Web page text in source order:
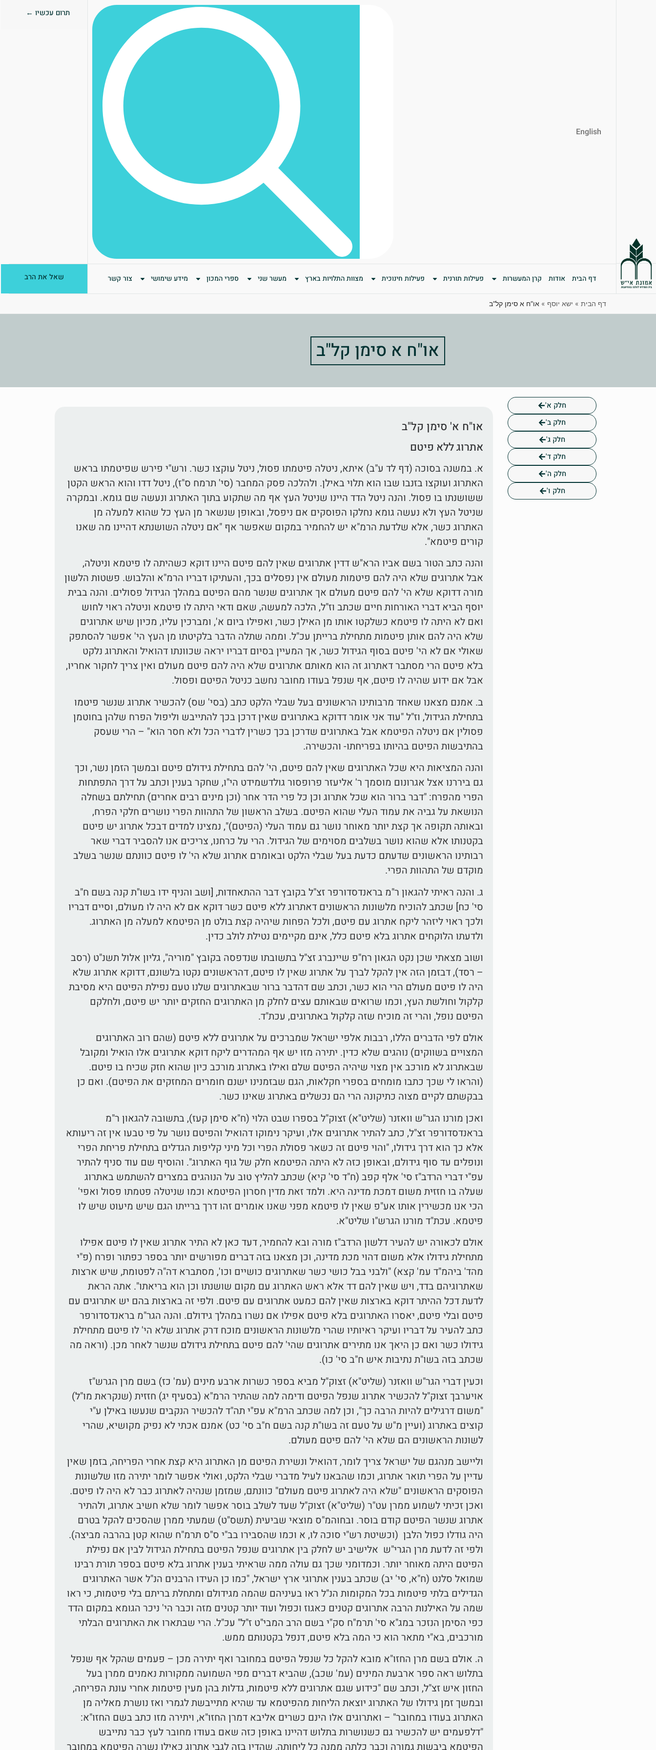
English
תרום עכשיו ←
דף הבית אודות קרן המעשרות פעילות תורנית פעילות חינוכית מצוות התלויות בארץ מעשר שני ספרי המכון מידע שימושי צור קשר שאל את הרב
דף הבית » ישא יוסף » או”ח א סימן קל”ב
או"ח א סימן קל"ב
חלק א'
חלק ב'
חלק ג'
חלק ד'
חלק ה'
חלק ו'
או"ח א' סימן קל"ב
אתרוג ללא פיטם
א. במשנה בסוכה (דף לד ע"ב) איתא, ניטלה פיטמתו פסול, ניטל עוקצו כשר. ורש"י פירש שפיטמתו בראש
האתרוג ועוקצו בזנבו שבו הוא תלוי באילן. ולהלכה פסק המחבר (סי' תרמח ס"ז), ניטל דדו והוא הראש הקטן
ששושנתו בו פסול. והנה ניטל הדד היינו שניטל העץ אף מה שתקוע בתוך האתרוג ונעשה שם גומא. ובמקרה
שניטל העץ ולא נעשה גומא נחלקו הפוסקים אם ניפסל, ובאופן שנשאר מן העץ כל שהוא למעלה מן
האתרוג כשר, אלא שלדעת הרמ"א יש להחמיר במקום שאפשר אף "אם ניטלה השושנתא דהיינו מה שאנו
קורים פיטמא".
והנה כתב הטור בשם אביו הרא"ש דדין אתרוגים שאין להם פיטם היינו דוקא כשהיתה לו פיטמא וניטלה,
אבל אתרוגים שלא היה להם פיטמות מעולם אין נפסלים בכך, והעתיקו דבריו הרמ"א והלבוש. פשטות הלשון
מורה דדוקא שלא הי' להם פיטם מעולם אך אתרוגים שנשר מהם הפיטם במהלך הגידול פסולים. והנה בבית
יוסף הביא דברי האורחות חיים שכתב וז"ל, הלכה למעשה, שאם ודאי היתה לו פיטמא וניטלה ראוי לחוש
ואם לא היתה לו פיטמא כשלקטו אותו מן האילן כשר, ואפילו ביום א', ומברכין עליו, מכיון שיש אתרוגים
שלא היה להם אותן פיטמות מתחילת ברייתן עכ"ל. וממה שתלה הדבר בלקיטתו מן העץ הי' אפשר להסתפק
שאולי אם לא הי' פיטם בסוף הגידול כשר, אך המעיין בסיום דבריו יראה שכוונתו דהואיל והאתרוג נלקט
בלא פיטם הרי מסתבר דאתרוג זה הוא מאותם אתרוגים שלא היה להם פיטם מעולם ואין צריך לחקור אחריו,
אבל אם ידוע שהיה לו פיטם, אף שנפל בעודו מחובר נחשב כניטל הפיטם ופסול.
ב. אמנם מצאנו שאחד מרבותינו הראשונים בעל שבלי הלקט כתב (בסי' שס) להכשיר אתרוג שנשר פיטמו
בתחילת הגידול, וז"ל "עוד אני אומר דדוקא באתרוגים שאין דרכן בכך להתייבש וליפול הפרח שלהן בחוטמן
פסולין אם ניטלה הפיטמא אבל באתרוגים שדרכן בכך כשרין לדברי הכל ולא חסר הוא" – הרי שעסק
בהתיבשות הפיטם בהיותו בפריחתו- והכשירה.
והנה המציאות היא שכל האתרוגים שאין להם פיטם, הי' להם בתחילת גידולם פיטם ובמשך הזמן נשר, וכך
גם ביררנו אצל אגרונום מוסמך ר' אליעזר פרופסור גולדשמידט הי"ו, שחקר בענין וכתב על דרך התפתחות
הפרי מהפרח: "דבר ברור הוא שכל אתרוג וכן כל פרי הדר אחר (וכן מינים רבים אחרים) תחילתם בשחלה
הנושאת על גביה את עמוד העלי שהוא הפיטם. בשלב הראשון של התהוות הפרי נושרים חלקי הפרח,
ובאותה תקופה אך קצת יותר מאוחר נושר גם עמוד העלי (הפיטם)", נמצינו למדים דבכל אתרוג יש פיטם
בקטנותו אלא שהוא נושר בשלבים מסוימים של הגידול. הרי על כרחנו, צריכים אנו להסביר דברי שאר
רבותינו הראשונים שדעתם כדעת בעל שבלי הלקט ובאומרם אתרוג שלא הי' לו פיטם כוונתם שנשר בשלב
מוקדם של התהוות הפרי.
ג. והנה ראיתי להגאון ר"מ בראנדסדורפר זצ"ל בקובץ דבר ההתאחדות, [ושב והניף ידו בשו"ת קנה בשם ח"ב
סי' כח] שכתב להוכיח מלשונות הראשונים דאתרוג ללא פיטם כשר דוקא אם לא היה לו מעולם, וסיים דבריו
ולכך ראוי ליזהר ליקח אתרוג עם פיטם, ולכל הפחות שיהיה קצת בולט מן הפיטמא למעלה מן האתרוג.
ולדעתו הלוקחים אתרוג בלא פיטם כלל, אינם מקיימים נטילת לולב כדין.
ושוב מצאתי שכן נקט הגאון רח"פ שיינברג זצ"ל בתשובתו שנדפסה בקובץ "מוריה", גליון אלול תשנ"ט (רסב
– רסד), דבזמן הזה אין להקל לברך על אתרוג שאין לו פיטם, דהראשונים נקטו בלשונם, דדוקא אתרוג שלא
היה לו פיטם מעולם הרי הוא כשר, וכתב שם דהדבר ברור שבאתרוגים שלנו טעם נפילת הפיטם היא מסיבת
קלקול וחולשת העץ, וכמו שרואים שבאותם עצים לחלק מן האתרוגים החזקים יותר יש פיטם, ולחלקם
הפיטם נופל, והרי זה מוכיח שזה קלקול באתרוגים, עכת"ד.
אולם לפי הדברים הללו, רבבות אלפי ישראל שמברכים על אתרוגים ללא פיטם (שהם רוב האתרוגים
המצויים בשווקים) נוהגים שלא כדין. יתירה מזו יש אף המהדרים ליקח דוקא אתרוגים אלו הואיל ומקובל
שבאתרוג לא מורכב אין מצוי שיהיה הפיטם שלם ואילו באתרוג מורכב כיון שהוא חזק שכיח בו פיטם.
(והראו לי שכך כתבו מומחים בספרי חקלאות, הגם שבזמנינו ישנם חומרים המחזקים את הפיטם). ואם כן
בבקשתם לקיים מצוה כתיקונה הרי הם נכשלים באתרוג שאינו כשר.
ואכן מורנו הגר"ש וואזנר (שליט"א) זצוק"ל בספרו שבט הלוי (ח"א סימן קעז), בתשובה להגאון ר"מ
בראנדסדורפר זצ"ל, כתב להתיר אתרוגים אלו, ועיקר נימוקו דהואיל והפיטם נושר על פי טבעו אין זה ריעותא
אלא כך הוא דרך גידולו, "והוי פיטם זה כשאר פסולת הפרי וכל מיני קליפות הגדלים בתחילת פריחת הפרי
ונופלים עד סוף גידולם, ובאופן כזה לא היתה הפיטמא חלק של גוף האתרוג". והוסיף שם עוד סניף להתיר
עפ"י דברי הרדב"ז סי' אלף קפב (ח"ד סי' קיא) שכתב להליץ טוב על הנוהגים במצרים להשתמש באתרוג
שעלה בו חזזית משום דמכת מדינה היא. ולמד זאת מדין חסרון הפיטמא וכמו שניטלה פטמתו פסול ואפי'
הכי אנו מכשירין אותו אע"פ שאין לו פיטמא מפני שאנו אומרים זהו דרך ברייתו הגם שיש מיעוט שיש לו
פיטמא. עכת"ד מורנו הגרש"ו שליט"א.
אולם לכאורה יש להעיר דלשון הרדב"ז מורה ובא להחמיר, דעד כאן לא התיר אתרוג שאין לו פיטם אפילו
מתחילת גידולו אלא משום דהוי מכת מדינה, וכן מצאנו בזה דברים מפורשים יותר בספר כפתור ופרח (פ"י
מהד' ביהמ"ד עמ' קצא) "ולבני בבל כושי כשר שאתרוגים כושיים וכו', מסתברא דה"ה לפטומת, שיש ארצות
שאתרוגיהם בדד, ויש שאין להם דד אלא ראש האתרוג עם מקום שושנתו וכן הוא בריאתו". אתה הראת
לדעת דכל ההיתר דוקא בארצות שאין להם כמעט אתרוגים עם פיטם. ולפי זה בארצות בהם יש אתרוגים עם
פיטם ובלי פיטם, יאסרו האתרוגים בלא פיטם אפילו אם נשרו במהלך גידולם. והנה הגר"מ בראנדסדורפר
כתב להעיר על דבריו ועיקר ראיותיו שהרי מלשונות הראשונים מוכח דרק אתרוג שלא הי' לו פיטם מתחילת
גידולו כשר ואם כן היאך אנו מתירים אתרוגים שהי' להם פיטם בתחילת גידולם שנשר לאחר מכן. (וראה מה
שכתב בזה בשו"ת נתיבות איש ח"ב סי' כו).
וכעין דברי הגר"ש וואזנר (שליט"א) זצוק"ל מביא בספר כשרות ארבע מינים (עמ' כז) בשם מרן הגרש"ז
אויערבך זצוק"ל להכשיר אתרוג שנפל הפיטם ודימה למה שהתיר הרמ"א (בסעיף יג) חזזית (שנקראת מו"ל)
"משום דרגילים להיות הרבה כך", וכן למה שכתב הרמ"א עפ"י תה"ד להכשיר הנקבים שנעשו באילן ע"י
קוצים באתרוג (ועיין מ"ש על טעם זה בשו"ת קנה בשם ח"ב סי' כט) אמנם אכתי לא נפיק מקושיא, שהרי
לשונות הראשונים הם שלא הי' להם פיטם מעולם.
וליישב מנהגם של ישראל צריך לומר, דהואיל ונשירת הפיטם מן האתרוג היא קצת אחרי הפריחה, בזמן שאין
עדיין על הפרי תואר אתרוג, וכמו שהבאנו לעיל מדברי שבלי הלקט, ואולי אפשר לומר יתירה מזו שלשונות
הפוסקים הראשונים "שלא היה לאתרוג פיטם מעולם" כוונתם, שמזמן שנהיה לאתרוג כבר לא היה לו פיטם.
ואכן זכיתי לשמוע ממרן עט"ר (שליט"א) זצוק"ל שעד לשלב בוסר אפשר לומר שלא חשיב אתרוג, ולהתיר
אתרוג שנשר הפיטם קודם בוסר. ובחוהמ"ס מוצאי שביעית (תשס"ט) שמעתי ממרן שהסכים להקל בטרם
היה גודלו כפול הלבן (וכשיטת רש"י סוכה לו, א וכמו שהסבירו בב"י ס"ס תרמ"ח שהוא קטן בהרבה מביצה).
ולפי זה לדעת מרן הגרי"ש אלישיב יש לחלק בין אתרוגים שנפל הפיטם בתחילת הגידול לבין אם נפילת
הפיטם היתה מאוחר יותר. וכמדומני שכך גם עולה ממה שראיתי בענין אתרוג בלא פיטם בספר תורת רבינו
שמואל סלנט (ח"א, סי' יב) שכתב בענין אתרוגי ארץ ישראל, "כמו כן העידו הרבנים הנ"ל אשר האתרוגים
הגדילים בלתי פיטמות בכל המקומות הנ"ל ראו בעיניהם שהמה מגידולם ומתחלת בריתם בלי פיטמות, כי ראו
שמה על האילנות הרבה אתרוגים קטנים כאגוז וכפול ועוד יותר קטנים מזה וכבר הי' ניכר הגומא במקום הדד
כפי הסימן הנזכר במג"א סי' תרמ"ח סק"י בשם הרב המבי"ט ז"ל" עכ"ל. הרי שבתארו את האתרוגים הבלתי
מורכבים, בא"י מתאר הוא כי המה בלא פיטם, דנפל בקטנותם ממש.
ה. אולם בשם מרן החזו"א מובא להקל כל שנפל הפיטם במחובר ואף יתירה מכן – פעמים שהקל אף שנפל
בתלוש ראה ספר ארבעת המינים (עמ' שכב), שהביא דברים מפי השמועה ממקורות נאמנים ממרן בעל
החזון איש זצ"ל, וכתב שם "כידוע שגם אתרוגים ללא פיטמות, גדלות בהן מעין פיטמות אחרי עונת הפריחה,
ובמשך זמן גידולו של האתרוג יוצאת הליחות מהפיטמא עד שהיא מתייבשת לגמרי ואז נושרת מאליה מן
האתרוג בעודו במחובר" – ואתרוגים אלו הינם כשרים אליבא דמרן החזו"א, ויתירה מזו כתב בשם החזו"א:
"דלפעמים יש להכשיר גם כשנושרות בתלוש דהיינו באופן כזה שאם בעודו מחובר לעץ כבר נתייבש
הפיטמא ביבשות גמורה וכבר כלתה ממנה כל ליחותה, שהדין בזה לגבי אתרוג כאילו נשרה הפיטמא במחובר